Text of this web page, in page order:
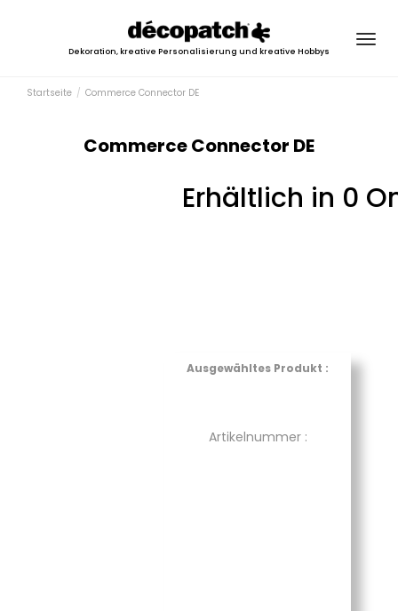
Dekoration, kreative Personalisierung und kreative Hobbys
Startseite Commerce Connector DE
Commerce Connector DE
Erhältlich in 0
Ausgewähltes Produkt :
Artikelnummer :